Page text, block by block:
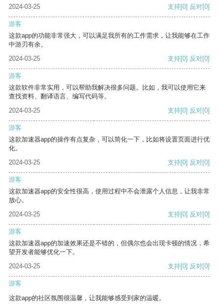
2024-03-25 支持[0] 反对[0]
游客
这款app的功能非常强大，可以满足我所有的工作需求，让我能够在工作
中游刃有余。
2024-03-25
支持[0] 反对[0]
游客
这款软件非常实用，可以帮助我解决很多问题。比如，我可以使用它来
查找资料、翻译语言、编写代码等。
2024-03-25
支持[0] 反对[0]
游客
这款加速器app的操作有点复杂，可以简化一下，比如将设置页面进行优
化。
2024-03-25
支持[0] 反对[0]
游客
这款加速器app的安全性很高，使用过程中不会泄露个人信息，让我非常
放心。
2024-03-25
支持[0] 反对[0]
游客
这款加速器app的加速效果还是不错的，但偶尔也会出现卡顿的情况，希
望开发者能够优化一下。
2024-03-25
支持[0] 反对[0]
游客
这款app的社区氛围很温馨，让我能够感受到家的温暖。